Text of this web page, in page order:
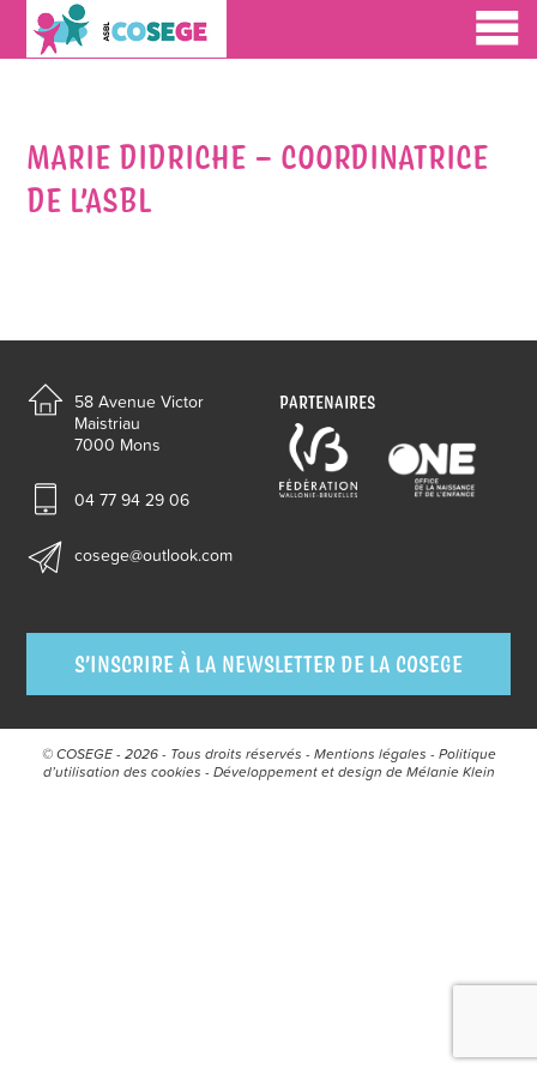
MARIE DIDRICHE – COORDINATRICE
DE L’ASBL
58 Avenue Victor
Maistriau
7000 Mons
04 77 94 29 06
cosege@outlook.com
PARTENAIRES
S’INSCRIRE À LA NEWSLETTER DE LA COSEGE
© COSEGE - 2026 - Tous droits réservés - Mentions légales - Politique
d’utilisation des cookies - Développement et design deMélanie Klein